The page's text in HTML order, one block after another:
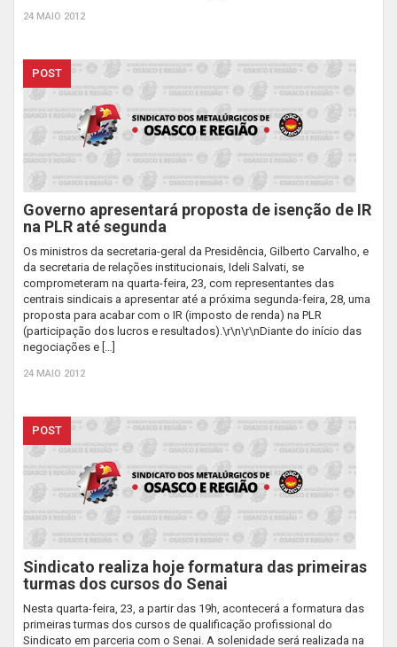
24 MAIO 2012
POST
Governo apresentará proposta de isenção de IR
na PLR até segunda
Os ministros da secretaria-geral da Presidência, Gilberto Carvalho, e
da secretaria de relações institucionais, Ideli Salvati, se
comprometeram na quarta-feira, 23, com representantes das
centrais sindicais a apresentar até a próxima segunda-feira, 28, uma
proposta para acabar com o IR (imposto de renda) na PLR
(participação dos lucros e resultados).\r\n\r\nDiante do início das
negociações e […]
24 MAIO 2012
POST
Sindicato realiza hoje formatura das primeiras
turmas dos cursos do Senai
Nesta quarta-feira, 23, a partir das 19h, acontecerá a formatura das
primeiras turmas dos cursos de qualificação profissional do
Sindicato em parceria com o Senai. A solenidade será realizada na